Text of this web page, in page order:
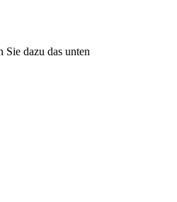
dazu das unten